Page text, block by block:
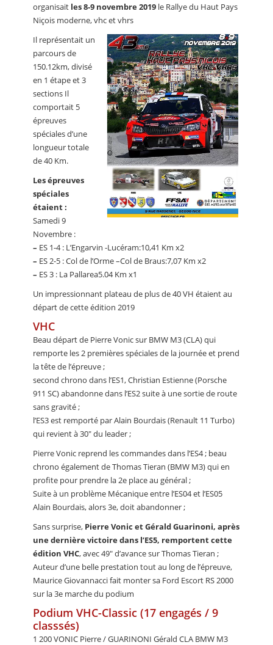
organisait les 8-9 novembre 2019 le Rallye du Haut Pays
Niçois moderne, vhc et vhrs
Il représentait un
parcours de
150.12km, divisé
en 1 étape et 3
sections Il
comportait 5
épreuves
spéciales d’une
longueur totale
de 40 Km.
Les épreuves
spéciales
étaient :
Samedi 9
Novembre :
– ES 1-4 : L’Engarvin -Lucéram:10,41 Km x2
– ES 2-5 : Col de l’Orme –Col de Braus:7,07 Km x2
– ES 3 : La Pallarea5.04 Km x1
Un impressionnant plateau de plus de 40 VH étaient au
départ de cette édition 2019
VHC
Beau départ de Pierre Vonic sur BMW M3 (CLA) qui
remporte les 2 premières spéciales de la journée et prend
la tête de l’épreuve ;
second chrono dans l’ES1, Christian Estienne (Porsche
911 SC) abandonne dans l’ES2 suite à une sortie de route
sans gravité ;
l’ES3 est remporté par Alain Bourdais (Renault 11 Turbo)
qui revient à 30" du leader ;
Pierre Vonic reprend les commandes dans l’ES4 ; beau
chrono également de Thomas Tieran (BMW M3) qui en
profite pour prendre la 2e place au général ;
Suite à un problème Mécanique entre l’ES04 et l’ES05
Alain Bourdais, alors 3e, doit abandonner ;
Sans surprise, Pierre Vonic et Gérald Guarinoni, après
une dernière victoire dans l’ES5, remportent cette
édition VHC, avec 49" d’avance sur Thomas Tieran ;
Auteur d’une belle prestation tout au long de l’épreuve,
Maurice Giovannacci fait monter sa Ford Escort RS 2000
sur la 3e marche du podium
Podium VHC-Classic (17 engagés / 9
classsés)
1 200 VONIC Pierre / GUARINONI Gérald CLA BMW M3